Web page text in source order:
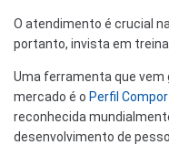
O atendimento é crucial
portanto, invista em
Uma ferramenta que
mercado é o Perfil
reconhecida
desenvolvimento de